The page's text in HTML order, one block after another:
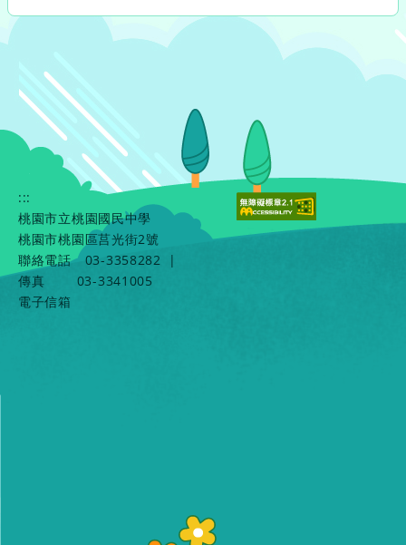
:::
桃園市立桃園國民中學
桃園市桃園區莒光街2號
聯絡電話
03-3358282
|
傳真
03-3341005
電子信箱